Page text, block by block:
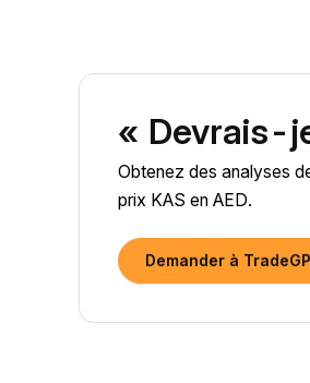
« Devrais-
Obtenez des analyses
prix KAS en AED.
Demander à